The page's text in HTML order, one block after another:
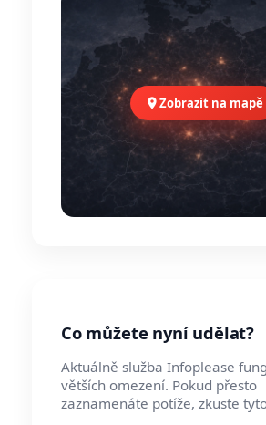
Zobrazit na mapě
Co můžete nyní udělat?
Aktuálně služba Infoplease
větších omezení. Pokud přesto
zaznamenáte potíže, zkuste